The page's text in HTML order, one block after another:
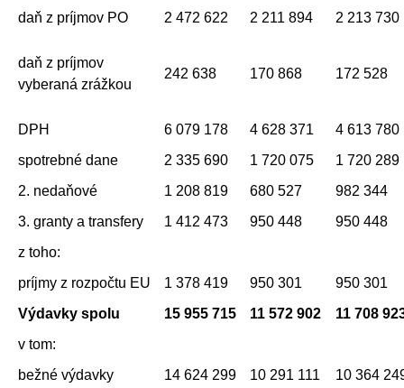
daň z príjmov PO
2 472 622 2 211 894 2 213 730
daň z príjmov
vyberaná zrážkou
242 638 170 868 172 528
DPH 6 079 178 4 628 371
4 613 780
spotrebné dane
2 335 690 1 720 075
1 720 289
2. nedaňové
1 208 819 680 527
982 344
3. granty a transfery
1 412 473 950 448
950 448
z toho:
príjmy z rozpočtu EU
1 378 419 950 301
950 301
Výdavky spolu
15 955 715 11 572 902
11 708
v tom:
bežné výdavky
14 624 299 10 291 111 10 364